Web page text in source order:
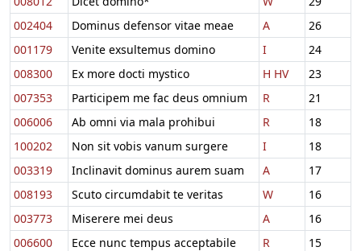
002404
Dominus defensor vitae meae A
26
001179
Venite exsultemus domino I
24
008300
Ex more docti mystico H HV
23
007353
Participem me fac deus omnium R
21
006006
Ab omni via mala prohibui R
18
100202
Non sit vobis vanum surgere I
18
003319
Inclinavit dominus aurem suam A
17
008193
Scuto circumdabit te veritas W
16
003773
Miserere mei deus A
16
006600
Ecce nunc tempus acceptabile R
15